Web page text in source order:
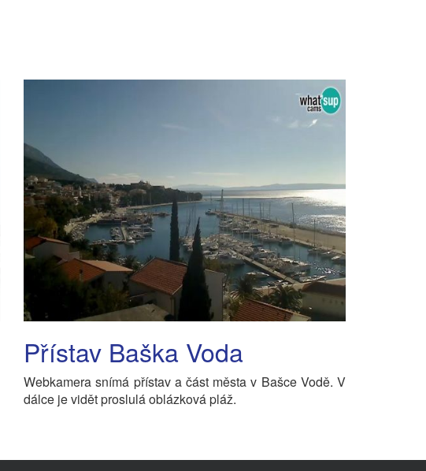
Přístav Baška Voda
Webkamera snímá přístav a část města v Bašce Vodě. V
dálce je vidět proslulá oblázková pláž.